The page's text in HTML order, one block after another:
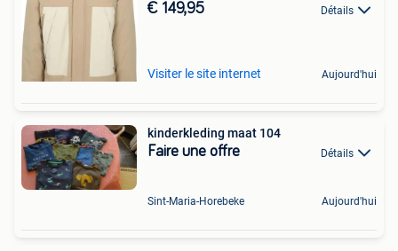
€ 149,95 Détails
Visiter le site internet Aujourd'hui
kinderkleding maat 104
Faire une offre Détails
Sint-Maria-Horebeke Aujourd'hui